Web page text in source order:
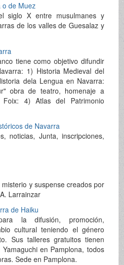
o de Muez
siglo X entre musulmanes y
de los valles de Guesalaz y
tiene como objetivo difundir
1) Historia Medieval del
dela Lengua en Navarra:
obra de teatro, homenaje a
4) Atlas del Patrimonio
de Navarra
noticias, Junta, inscripciones,
y suspense creados por
Larrainzar
de Haiku
la difusión, promoción,
cultural teniendo el género
Sus talleres gratuitos tienen
en Pamplona, todos
Sede en Pamplona.